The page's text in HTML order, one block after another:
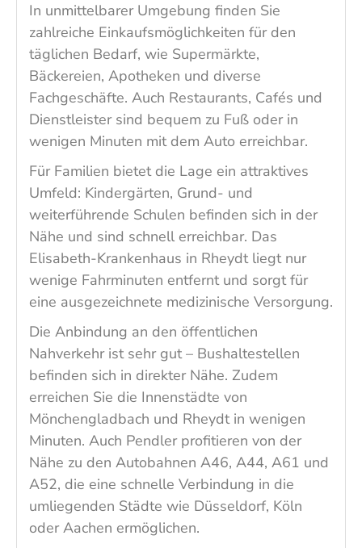
In unmittelbarer Umgebung finden Sie
zahlreiche Einkaufsmöglichkeiten für den
täglichen Bedarf, wie Supermärkte,
Bäckereien, Apotheken und diverse
Fachgeschäfte. Auch Restaurants, Cafés und
Dienstleister sind bequem zu Fuß oder in
wenigen Minuten mit dem Auto erreichbar.
Für Familien bietet die Lage ein attraktives
Umfeld: Kindergärten, Grund- und
weiterführende Schulen befinden sich in der
Nähe und sind schnell erreichbar. Das
Elisabeth-Krankenhaus in Rheydt liegt nur
wenige Fahrminuten entfernt und sorgt für
eine ausgezeichnete medizinische Versorgung.
Die Anbindung an den öffentlichen
Nahverkehr ist sehr gut – Bushaltestellen
befinden sich in direkter Nähe. Zudem
erreichen Sie die Innenstädte von
Mönchengladbach und Rheydt in wenigen
Minuten. Auch Pendler profitieren von der
Nähe zu den Autobahnen A46, A44, A61 und
A52, die eine schnelle Verbindung in die
umliegenden Städte wie Düsseldorf, Köln
oder Aachen ermöglichen.